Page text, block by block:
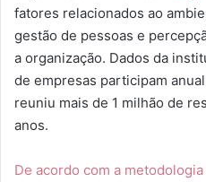
fatores relacionados ao
gestão de pessoas e
a organização. Dados da
de empresas participam
reuniu mais de 1 milhão de
anos.
De acordo com a